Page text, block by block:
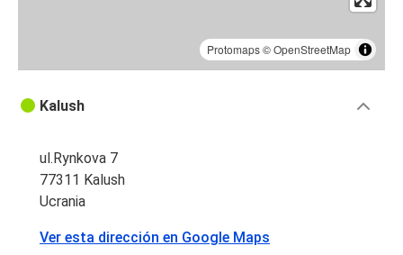
Protomaps©OpenStreetMap
Kalush
ul.Rynkova 7
77311 Kalush
Ucrania
Ver esta dirección en Google Maps